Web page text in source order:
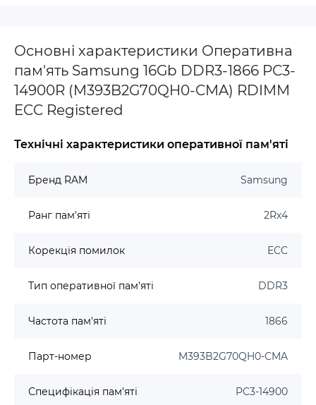
Основні характеристики Оперативна
пам'ять Samsung 16Gb DDR3-1866 PC3-
14900R (M393B2G70QH0-CMA) RDIMM
ECC Registered
Технічні характеристики оперативної пам'яті
Бренд RAM Samsung
Ранг пам'яті 2Rx4
Корекція помилок ECC
Тип оперативної пам'яті DDR3
Частота пам'яті 1866
Парт-номер M393B2G70QH0-CMA
Специфікація пам'яті PC3-14900